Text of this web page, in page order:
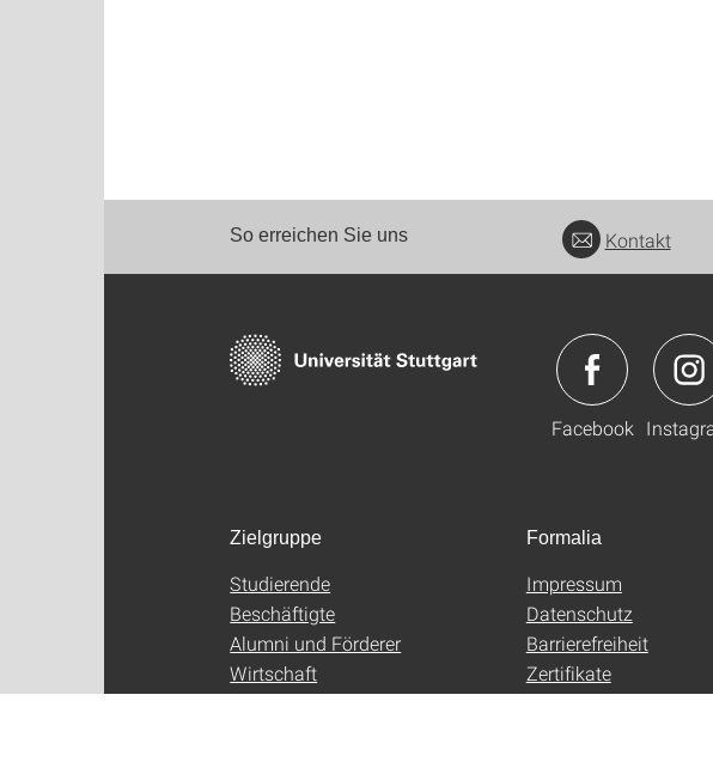
So erreichen Sie uns Kontakt
Facebook
Zielgruppe
Studierende
Beschäftigte
Alumni und Förderer
Wirtschaft
Formalia
Impressum
Datenschutz
Barrierefreiheit
Zertifikate